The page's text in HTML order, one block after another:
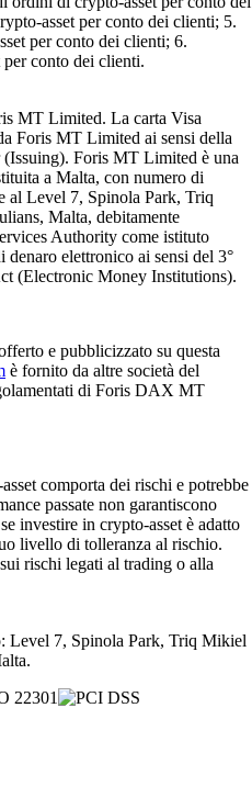
asset per conto dei clienti; 5.
per conto dei clienti; 6.
per conto dei clienti.
MT Limited. La carta Visa
Foris MT Limited ai sensi della
Foris MT Limited è una
a Malta, con numero di
al Level 7, Spinola Park, Triq
Malta, debitamente
Authority come istituto
elettronico ai sensi del 3°
(Electronic Money Institutions).
e pubblicizzato su questa
è fornito da altre società del
di Foris DAX MT
comporta dei rischi e potrebbe
passate non garantiscono
investire in crypto-asset è adatto
livello di tolleranza al rischio.
rischi legati al trading o alla
Level 7, Spinola Park, Triq Mikiel